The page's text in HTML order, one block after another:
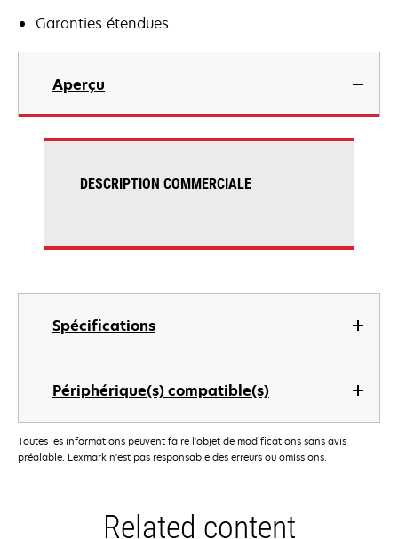
Garanties étendues
Aperçu
Spécifications
Périphérique(s) compatible(s)
DESCRIPTION COMMERCIALE
Toutes les informations peuvent faire l'objet de modifications sans avis
préalable. Lexmark n'est pas responsable des erreurs ou omissions.
Related content